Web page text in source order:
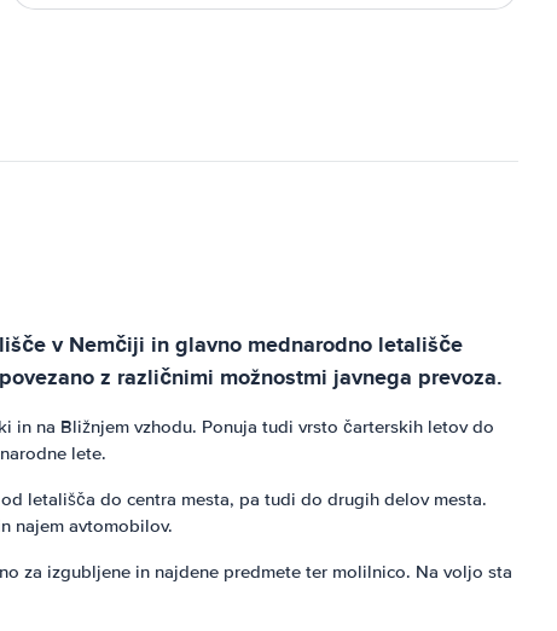
v Nemčiji in glavno mednarodno letališče
z različnimi možnostmi javnega prevoza.
in na Bližnjem vzhodu. Ponuja tudi vrsto čarterskih letov do
lete.
letališča do centra mesta, pa tudi do drugih delov mesta.
najem avtomobilov.
za izgubljene in najdene predmete ter molilnico. Na voljo sta